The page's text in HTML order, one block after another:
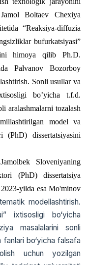
Boltaev Chexiya
“Reaksiya-diffuzia
bufurkatsiyasi”
himoya qilib Ph.D.
Palvanov Bozorboy
Sonli usullar va
bo’yicha t.f.d.
aralashmalarni tozalash
model va
(PhD) dissertatsiyasini
Sloveniyaning
(PhD) dissertatsiya
yilda esa Mo'minov
modellashtirish.
ixtisosligi bo‘yicha
masalalarini sonli
bo‘yicha falsafa
uchun yozilgan